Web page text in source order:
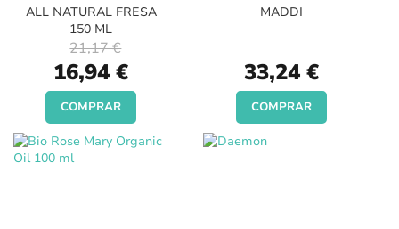
ALL NATURAL FRESA
150 ML
Special
Price
16,94 €
21,17 €
COMPRAR
MADDI
33,24 €
COMPRAR